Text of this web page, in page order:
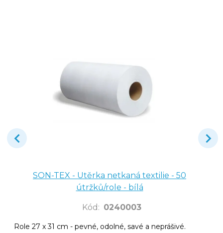
SON-TEX - Utěrka netkaná textilie - 50
útržků/role - bílá
Kód : 0240003
Role 27 x 31 cm - pevné, odolné, savé a neprášivé.